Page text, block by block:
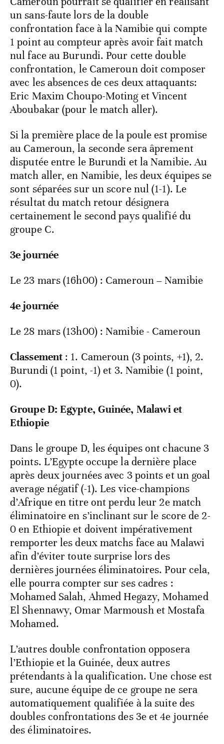
un sans-faute lors de la double
confrontation face à la Namibie qui compte
1 point au compteur après avoir fait match
nul face au Burundi. Pour cette double
confrontation, le Cameroun doit composer
avec les absences de ces deux attaquants:
Eric Maxim Choupo-Moting et Vincent
Aboubakar (pour le match aller).
Si la première place de la poule est promise
au Cameroun, la seconde sera âprement
disputée entre le Burundi et la Namibie. Au
match aller, en Namibie, les deux équipes se
sont séparées sur un score nul (1-1). Le
résultat du match retour désignera
certainement le second pays qualifié du
groupe C.
3e journée
Le 23 mars (16h00) : Cameroun – Namibie
4e journée
Le 28 mars (13h00) : Namibie - Cameroun
Classement : 1. Cameroun (3 points, +1), 2.
Burundi (1 point, -1) et 3. Namibie (1 point,
0).
Groupe D: Egypte, Guinée, Malawi et
Ethiopie
Dans le groupe D, les équipes ont chacune 3
points. L’Egypte occupe la dernière place
après deux journées avec 3 points et un goal
average négatif (-1). Les vice-champions
d’Afrique en titre ont perdu leur 2e match
éliminatoire en s’inclinant sur le score de 2-
0 en Ethiopie et doivent impérativement
remporter les deux matchs face au Malawi
afin d’éviter toute surprise lors des
dernières journées éliminatoires. Pour cela,
elle pourra compter sur ses cadres :
Mohamed Salah, Ahmed Hegazy, Mohamed
El Shennawy, Omar Marmoush et Mostafa
Mohamed.
L’autres double confrontation opposera
l’Ethiopie et la Guinée, deux autres
prétendants à la qualification. Une chose est
sure, aucune équipe de ce groupe ne sera
automatiquement qualifiée à la suite des
doubles confrontations des 3e et 4e journée
des éliminatoires.